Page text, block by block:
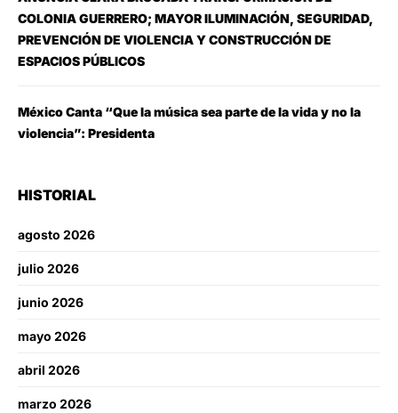
COLONIA GUERRERO; MAYOR ILUMINACIÓN, SEGURIDAD,
PREVENCIÓN DE VIOLENCIA Y CONSTRUCCIÓN DE
ESPACIOS PÚBLICOS
México Canta “Que la música sea parte de la vida y no la
violencia”: Presidenta
HISTORIAL
agosto 2026
julio 2026
junio 2026
mayo 2026
abril 2026
marzo 2026